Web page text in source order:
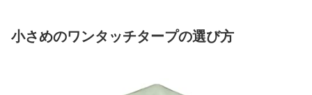
小さめのワンタッチタープの選び方